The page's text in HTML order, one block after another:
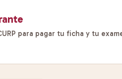
para pagar tu ficha y tu